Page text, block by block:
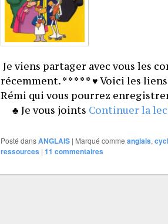
Je viens partager avec vous les
récemment. * * * * * ♥ Voici les
Rémi qui vous pourrez
♣ Je vous joints Continuer la
Posté dansANGLAIS | Marqué comme anglais,
ressources | 11 commentaires